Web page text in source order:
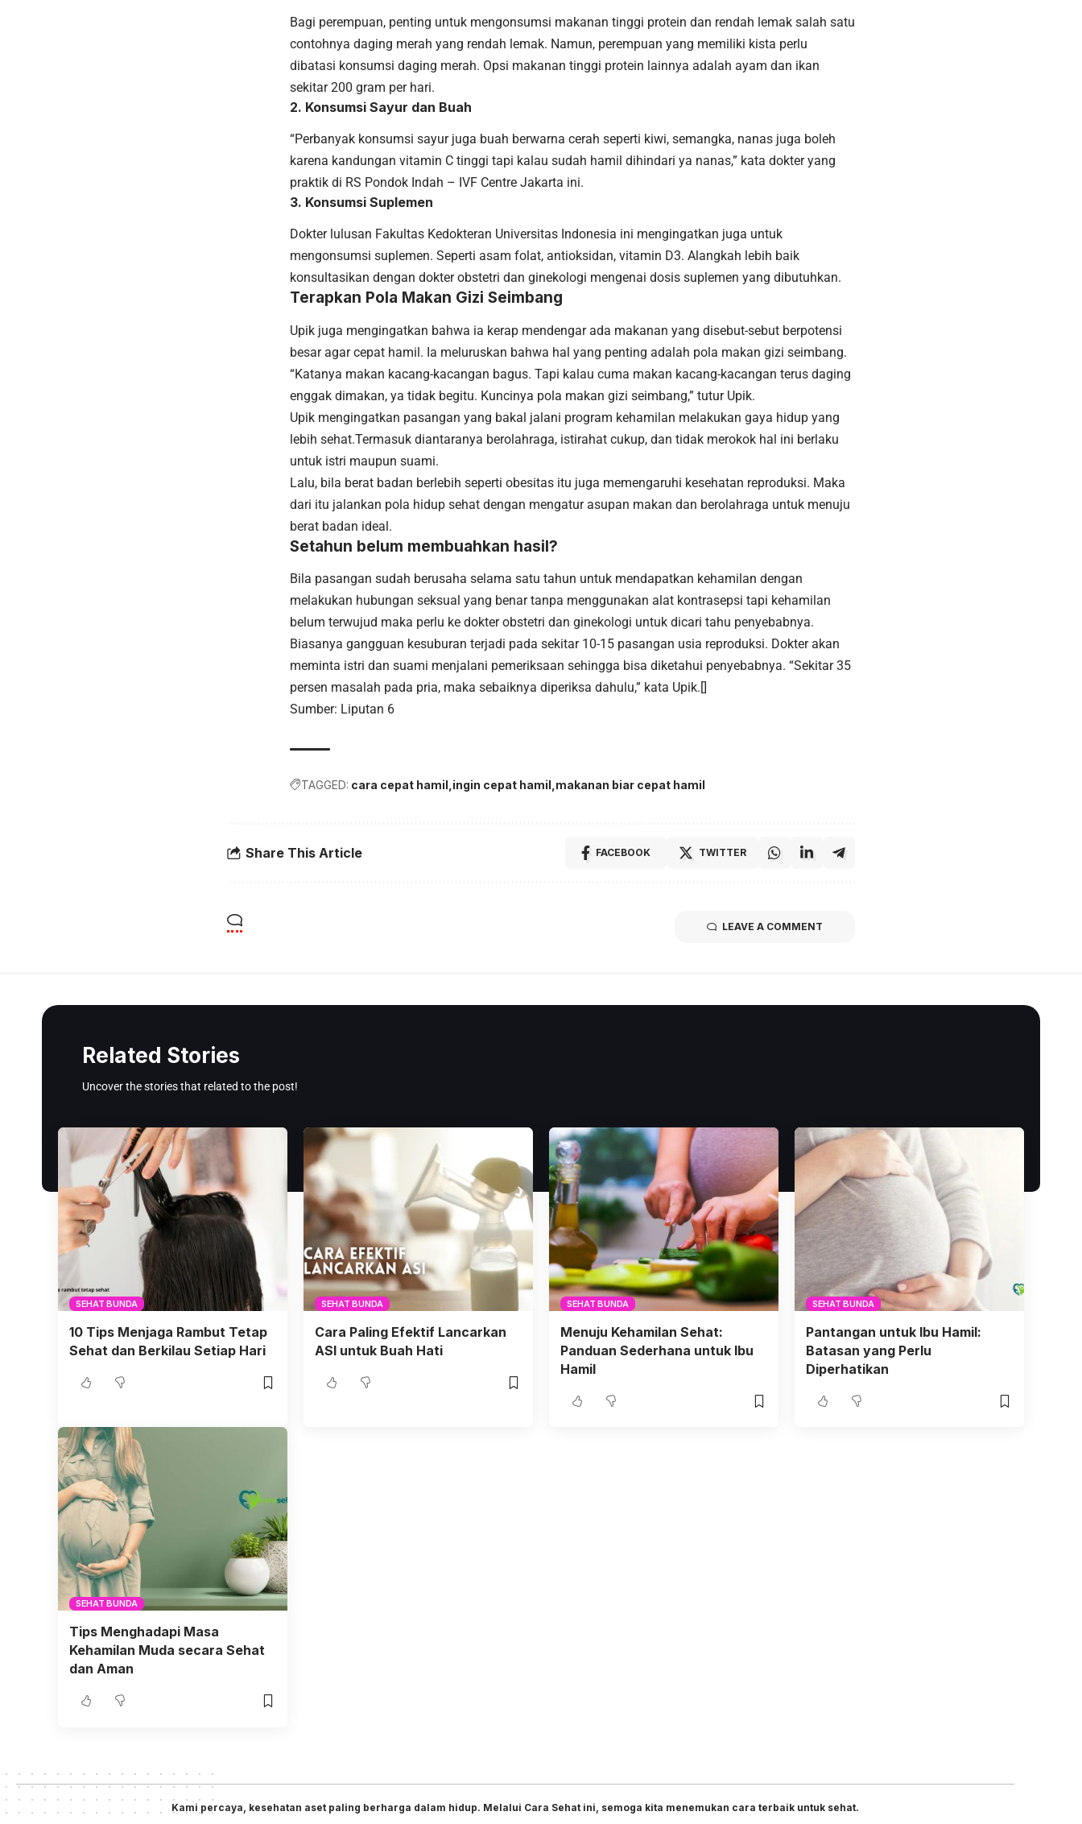
Bagi perempuan, penting untuk mengonsumsi makanan tinggi protein dan rendah lemak salah satu
contohnya daging merah yang rendah lemak. Namun, perempuan yang memiliki kista perlu
dibatasi konsumsi daging merah. Opsi makanan tinggi protein lainnya adalah ayam dan ikan
sekitar 200 gram per hari.
2. Konsumsi Sayur dan Buah
“Perbanyak konsumsi sayur juga buah berwarna cerah seperti kiwi, semangka, nanas juga boleh
karena kandungan vitamin C tinggi tapi kalau sudah hamil dihindari ya nanas,” kata dokter yang
praktik di RS Pondok Indah – IVF Centre Jakarta ini.
3. Konsumsi Suplemen
Dokter lulusan Fakultas Kedokteran Universitas Indonesia ini mengingatkan juga untuk
mengonsumsi suplemen. Seperti asam folat, antioksidan, vitamin D3. Alangkah lebih baik
konsultasikan dengan dokter obstetri dan ginekologi mengenai dosis suplemen yang dibutuhkan.
Terapkan Pola Makan Gizi Seimbang
Upik juga mengingatkan bahwa ia kerap mendengar ada makanan yang disebut-sebut berpotensi
besar agar cepat hamil. Ia meluruskan bahwa hal yang penting adalah pola makan gizi seimbang.
“Katanya makan kacang-kacangan bagus. Tapi kalau cuma makan kacang-kacangan terus daging
enggak dimakan, ya tidak begitu. Kuncinya pola makan gizi seimbang,” tutur Upik.
Upik mengingatkan pasangan yang bakal jalani program kehamilan melakukan gaya hidup yang
lebih sehat.Termasuk diantaranya berolahraga, istirahat cukup, dan tidak merokok hal ini berlaku
untuk istri maupun suami.
Lalu, bila berat badan berlebih seperti obesitas itu juga memengaruhi kesehatan reproduksi. Maka
dari itu jalankan pola hidup sehat dengan mengatur asupan makan dan berolahraga untuk menuju
berat badan ideal.
Setahun belum membuahkan hasil?
Bila pasangan sudah berusaha selama satu tahun untuk mendapatkan kehamilan dengan
melakukan hubungan seksual yang benar tanpa menggunakan alat kontrasepsi tapi kehamilan
belum terwujud maka perlu ke dokter obstetri dan ginekologi untuk dicari tahu penyebabnya.
Biasanya gangguan kesuburan terjadi pada sekitar 10-15 pasangan usia reproduksi. Dokter akan
meminta istri dan suami menjalani pemeriksaan sehingga bisa diketahui penyebabnya. “Sekitar 35
persen masalah pada pria, maka sebaiknya diperiksa dahulu,” kata Upik.[]
Sumber: Liputan 6
TAGGED: cara cepat hamil ingin cepat hamil makanan biar cepat hamil
Share This Article FACEBOOK TWITTER
LEAVE A COMMENT
Related Stories
Uncover the stories that related to the post!
SEHAT BUNDA
10 Tips Menjaga Rambut Tetap
Sehat dan Berkilau Setiap Hari
SEHAT BUNDA
Cara Paling Efektif Lancarkan
ASI untuk Buah Hati
SEHAT BUNDA
Menuju Kehamilan Sehat:
Panduan Sederhana untuk Ibu
Hamil
SEHAT BUNDA
Pantangan untuk Ibu Hamil:
Batasan yang Perlu
Diperhatikan
SEHAT BUNDA
Tips Menghadapi Masa
Kehamilan Muda secara Sehat
dan Aman
Kami percaya, kesehatan aset paling berharga dalam hidup. Melalui Cara Sehat ini, semoga kita menemukan cara terbaik untuk sehat.